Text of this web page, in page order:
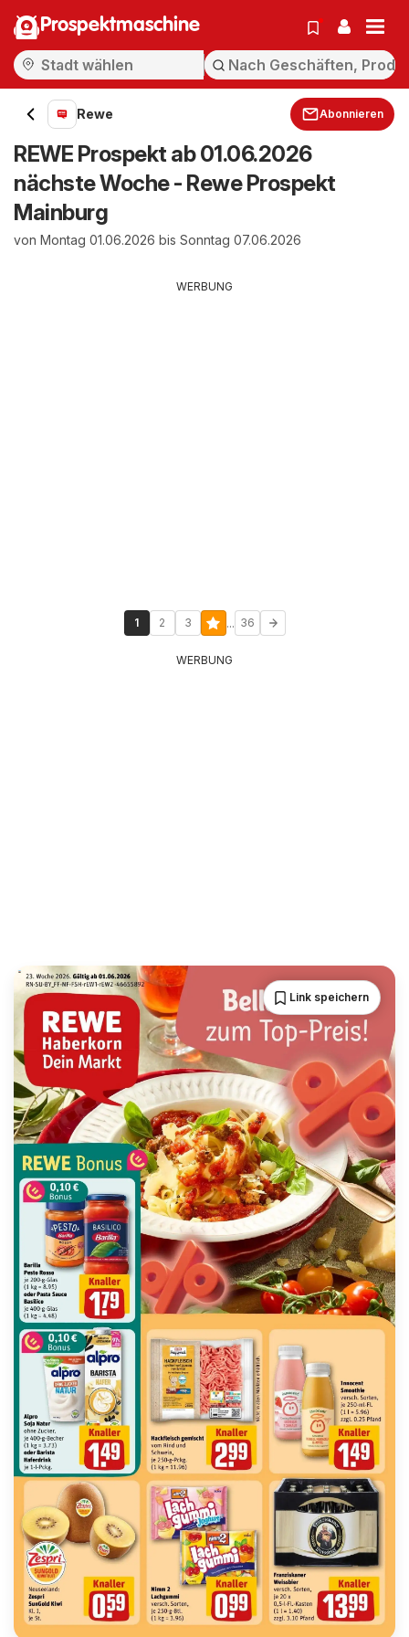
Prospektmaschine
Rewe Abonnieren
REWE Prospekt ab 01.06.2026
nächste Woche - Rewe Prospekt
Mainburg
von Montag 01.06.2026 bis Sonntag 07.06.2026
WERBUNG
1 2 3 ... 36
WERBUNG
Link speichern